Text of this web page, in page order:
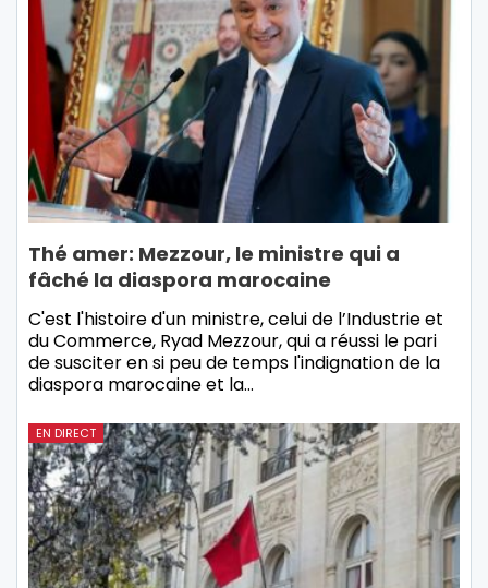
Thé amer: Mezzour, le ministre qui a
fâché la diaspora marocaine
C'est l'histoire d'un ministre, celui de l’Industrie et
du Commerce, Ryad Mezzour, qui a réussi le pari
de susciter en si peu de temps l'indignation de la
diaspora marocaine et la…
EN DIRECT